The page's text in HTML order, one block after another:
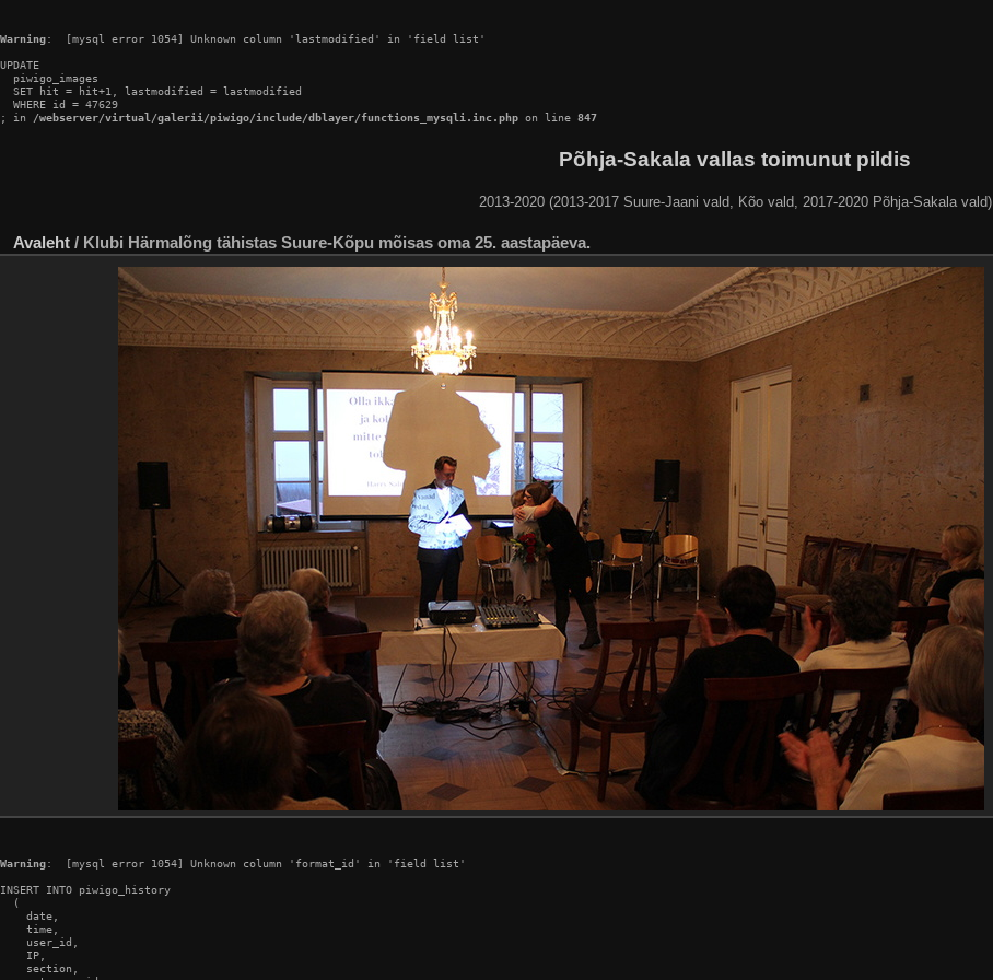
Warning:  [mysql error 1054] Unknown column 'lastmodified' in 'field list'
UPDATE
  piwigo_images
  SET hit = hit+1, lastmodified = lastmodified
  WHERE id = 47629
; in /webserver/virtual/galerii/piwigo/include/dblayer/functions_mysqli.inc.php on line 847
Põhja-Sakala vallas toimunut pildis
2013-2020 (2013-2017 Suure-Jaani vald, Kõo vald, 2017-2020 Põhja-Sakala vald)
Avaleht / Klubi Härmalõng tähistas Suure-Kõpu mõisas oma 25. aastapäeva.
Warning:  [mysql error 1054] Unknown column 'format_id' in 'field list'
INSERT INTO piwigo_history
  (
    date,
    time,
    user_id,
    IP,
    section,